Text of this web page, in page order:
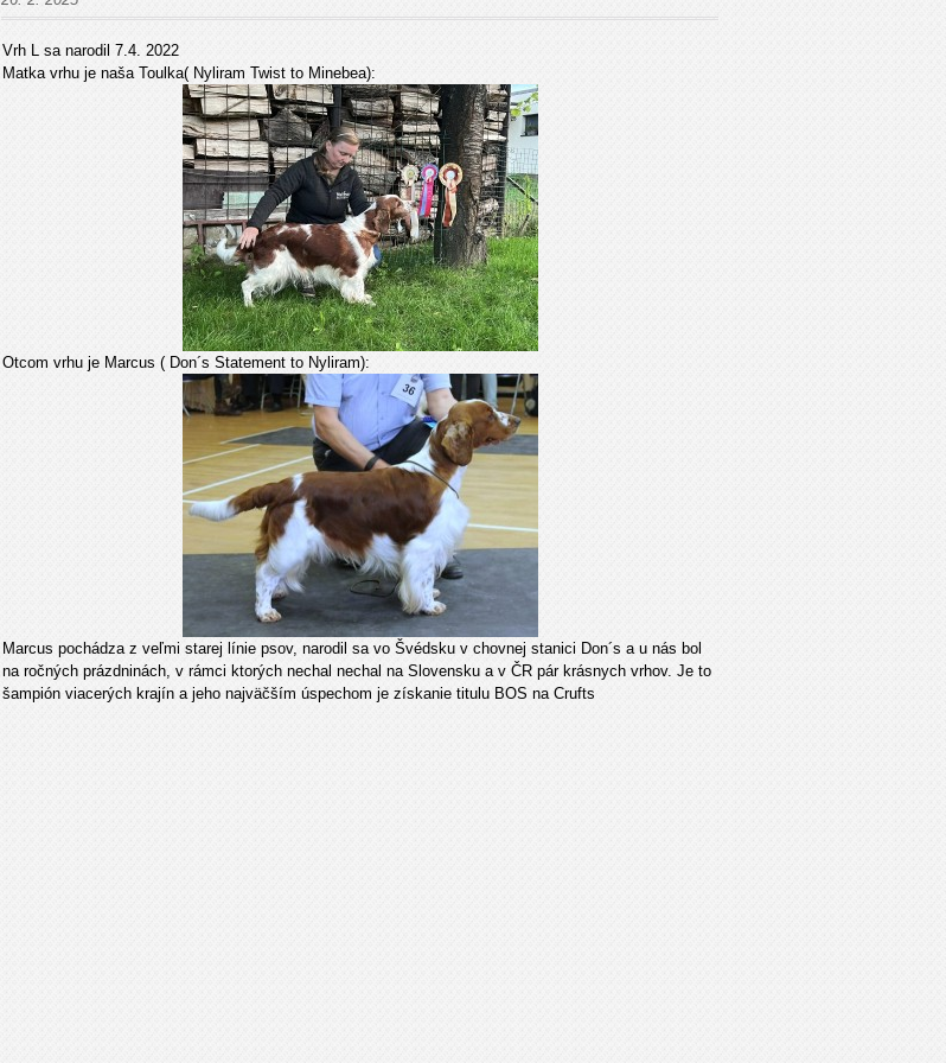
Vrh L sa narodil 7.4. 2022
Matka vrhu je naša Toulka( Nyliram Twist to Minebea):
Otcom vrhu je Marcus ( Don´s Statement to Nyliram):
Marcus pochádza z veľmi starej línie psov, narodil sa vo Švédsku v chovnej stanici Don´s a u nás bol
na ročných prázdninách, v rámci ktorých nechal nechal na Slovensku a v ČR pár krásnych vrhov. Je to
šampión viacerých krajín a jeho najväčším úspechom je získanie titulu BOS na Crufts